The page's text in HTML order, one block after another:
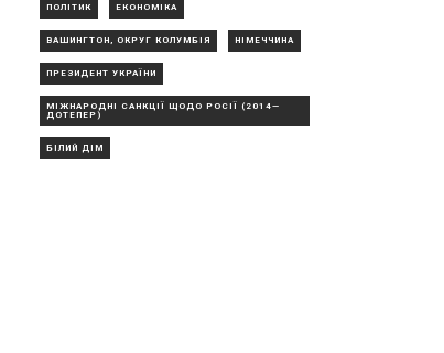
ПОЛІТИК ЕКОНОМІКА
ВАШИНГТОН, ОКРУГ КОЛУМБІЯ НІМЕЧЧИНА
ПРЕЗИДЕНТ УКРАЇНИ
МІЖНАРОДНІ САНКЦІЇ ЩОДО РОСІЇ (2014—
ДОТЕПЕР)
БІЛИЙ ДІМ